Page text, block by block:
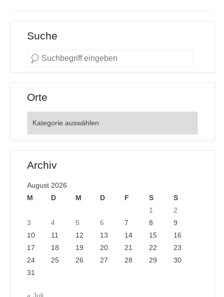
Suche
Orte
Archiv
August 2026
M
D M D F S
S
1
2
3
4 5 6 7 8
9
10
11 12 13 14 15
16
17
18 19 20 21 22
23
24
25 26 27 28 29
30
31
« Juli